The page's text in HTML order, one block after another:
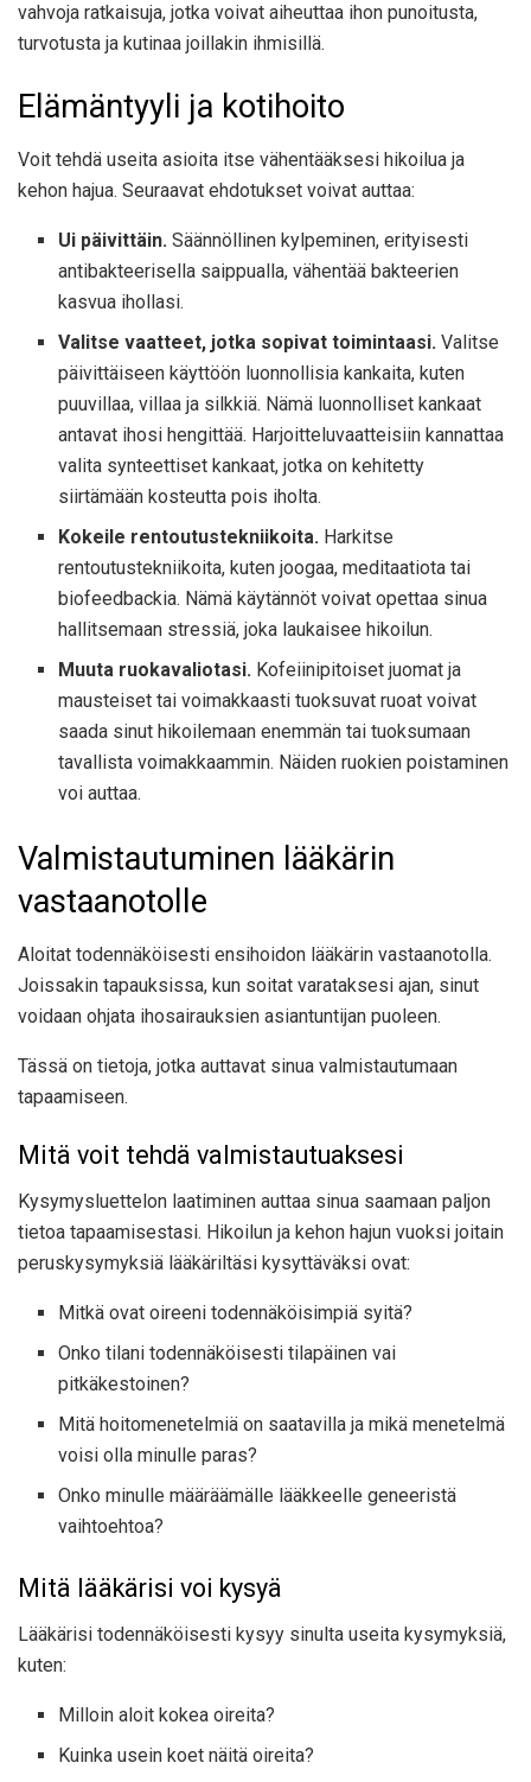
vahvoja ratkaisuja, jotka voivat aiheuttaa ihon punoitusta,
turvotusta ja kutinaa joillakin ihmisillä.
Elämäntyyli ja kotihoito
Voit tehdä useita asioita itse vähentääksesi hikoilua ja
kehon hajua. Seuraavat ehdotukset voivat auttaa:
Ui päivittäin. Säännöllinen kylpeminen, erityisesti
antibakteerisella saippualla, vähentää bakteerien
kasvua ihollasi.
Valitse vaatteet, jotka sopivat toimintaasi. Valitse
päivittäiseen käyttöön luonnollisia kankaita, kuten
puuvillaa, villaa ja silkkiä. Nämä luonnolliset kankaat
antavat ihosi hengittää. Harjoitteluvaatteisiin kannattaa
valita synteettiset kankaat, jotka on kehitetty
siirtämään kosteutta pois iholta.
Kokeile rentoutustekniikoita. Harkitse
rentoutustekniikoita, kuten joogaa, meditaatiota tai
biofeedbackia. Nämä käytännöt voivat opettaa sinua
hallitsemaan stressiä, joka laukaisee hikoilun.
Muuta ruokavaliotasi. Kofeiinipitoiset juomat ja
mausteiset tai voimakkaasti tuoksuvat ruoat voivat
saada sinut hikoilemaan enemmän tai tuoksumaan
tavallista voimakkaammin. Näiden ruokien poistaminen
voi auttaa.
Valmistautuminen lääkärin
vastaanotolle
Aloitat todennäköisesti ensihoidon lääkärin vastaanotolla.
Joissakin tapauksissa, kun soitat varataksesi ajan, sinut
voidaan ohjata ihosairauksien asiantuntijan puoleen.
Tässä on tietoja, jotka auttavat sinua valmistautumaan
tapaamiseen.
Mitä voit tehdä valmistautuaksesi
Kysymysluettelon laatiminen auttaa sinua saamaan paljon
tietoa tapaamisestasi. Hikoilun ja kehon hajun vuoksi joitain
peruskysymyksiä lääkäriltäsi kysyttäväksi ovat:
Mitkä ovat oireeni todennäköisimpiä syitä?
Onko tilani todennäköisesti tilapäinen vai
pitkäkestoinen?
Mitä hoitomenetelmiä on saatavilla ja mikä menetelmä
voisi olla minulle paras?
Onko minulle määräämälle lääkkeelle geneeristä
vaihtoehtoa?
Mitä lääkärisi voi kysyä
Lääkärisi todennäköisesti kysyy sinulta useita kysymyksiä,
kuten:
Milloin aloit kokea oireita?
Kuinka usein koet näitä oireita?